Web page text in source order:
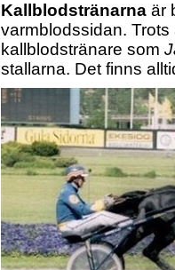
Kallblodstränarna är
varmblodssidan.
kallblodstränare som
stallarna. Det finns